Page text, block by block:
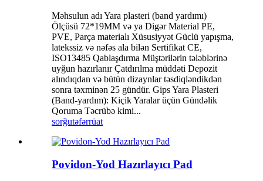
Məhsulun adı Yara plasteri (band yardımı)
Ölçüsü 72*19MM və ya Digər Material PE,
PVE, Parça materialı Xüsusiyyət Güclü yapışma,
latekssiz və nəfəs ala bilən Sertifikat CE,
ISO13485 Qablaşdırma Müştərilərin tələblərinə
uyğun hazırlanır Çatdırılma müddəti Depozit
alındıqdan və bütün dizaynlar təsdiqləndikdən
sonra təxminən 25 gündür. Gips Yara Plasteri
(Band-yardım): Kiçik Yaralar üçün Gündəlik
Qoruma Təcrübə kimi...
sorğutəfərrüat
Povidon-Yod Hazırlayıcı Pad